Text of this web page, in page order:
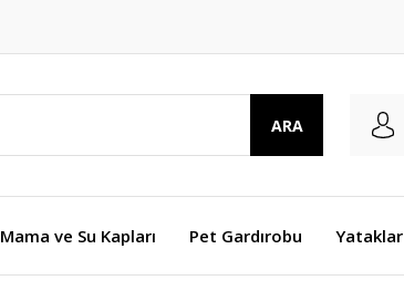
ARA
Mama ve Su Kapları Pet Gardırobu Yataklar